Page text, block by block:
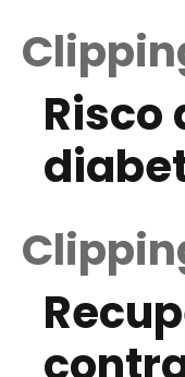
Risco